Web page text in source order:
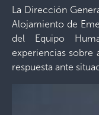
La Dirección
Alojamiento de
del Equipo
experiencias sobre
respuesta ante